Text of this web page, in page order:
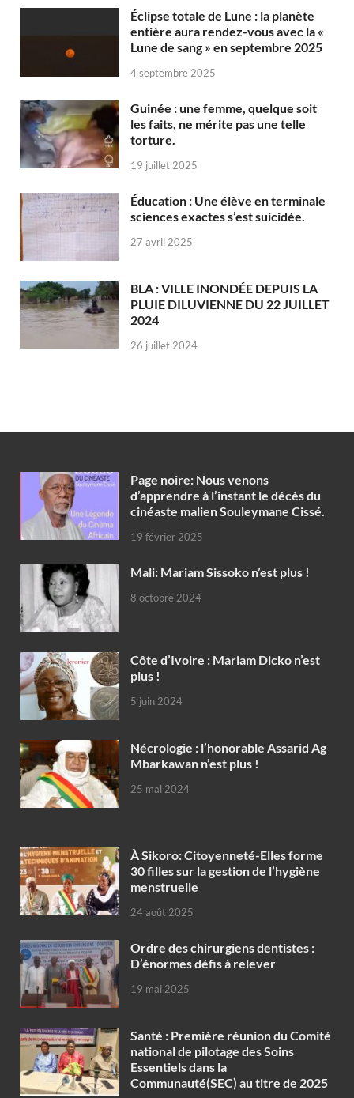
Éclipse totale de Lune : la planète
entière aura rendez-vous avec la «
Lune de sang » en septembre 2025
4 septembre 2025
Guinée : une femme, quelque soit
les faits, ne mérite pas une telle
torture.
19 juillet 2025
Éducation : Une élève en terminale
sciences exactes s’est suicidée.
27 avril 2025
BLA : VILLE INONDÉE DEPUIS LA
PLUIE DILUVIENNE DU 22 JUILLET
2024
26 juillet 2024
Page noire: Nous venons
d’apprendre à l’instant le décès du
cinéaste malien Souleymane Cissé.
19 février 2025
Mali: Mariam Sissoko n’est plus !
8 octobre 2024
Côte d’Ivoire : Mariam Dicko n’est
plus !
5 juin 2024
Nécrologie : l’honorable Assarid Ag
Mbarkawan n’est plus !
25 mai 2024
À Sikoro: Citoyenneté-Elles forme
30 filles sur la gestion de l’hygiène
menstruelle
24 août 2025
Ordre des chirurgiens dentistes :
D’énormes défis à relever
19 mai 2025
Santé : Première réunion du Comité
national de pilotage des Soins
Essentiels dans la
Communauté(SEC) au titre de 2025